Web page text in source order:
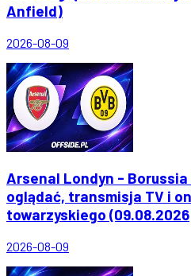
Anfield)
2026-08-09
Arsenal Londyn -
oglądać, transmisja TV i
towarzyskiego
2026-08-09